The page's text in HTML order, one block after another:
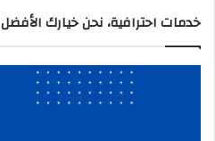
خدمات احترافية، نحن خيارك الأفضل